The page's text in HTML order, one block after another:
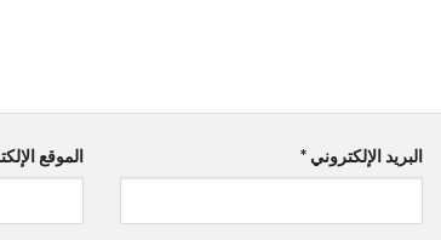
البريد الإلكتروني * الموقع